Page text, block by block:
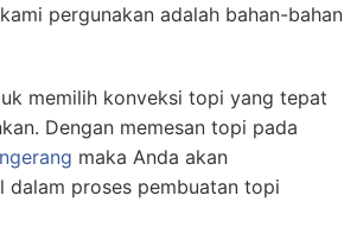
pergunakan adalah bahan-bahan
memilih konveksi topi yang tepat
Dengan memesan topi pada
maka Anda akan
dalam proses pembuatan topi